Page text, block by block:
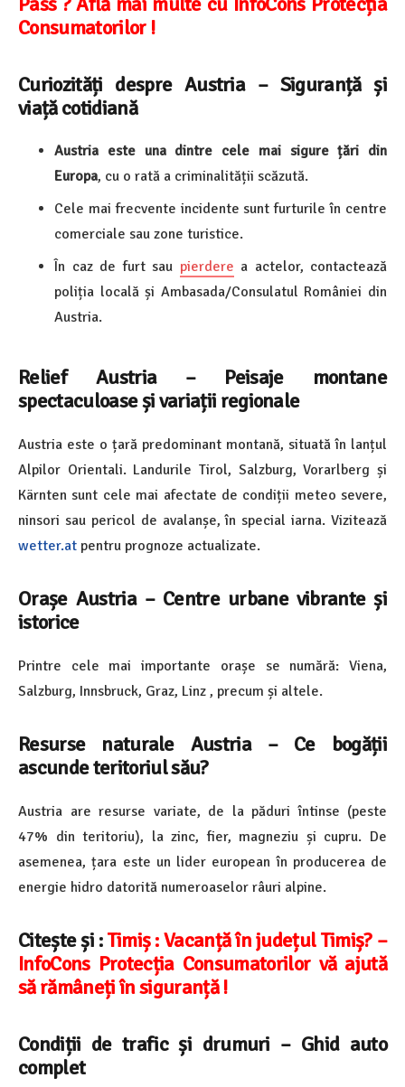
Consumatorilor !
Curiozități despre Austria – Siguranță și
viață cotidiană
Austria este una dintre cele mai sigure țări din
Europa, cu o rată a criminalității scăzută.
Cele mai frecvente incidente sunt furturile în centre
comerciale sau zone turistice.
În caz de furt sau pierdere a actelor, contactează
poliția locală și Ambasada/Consulatul României din
Austria.
Relief Austria – Peisaje montane
spectaculoase și variații regionale
Austria este o țară predominant montană, situată în lanțul
Alpilor Orientali. Landurile Tirol, Salzburg, Vorarlberg și
Kärnten sunt cele mai afectate de condiții meteo severe,
ninsori sau pericol de avalanșe, în special iarna. Vizitează
wetter.at pentru prognoze actualizate.
Orașe Austria – Centre urbane vibrante și
istorice
Printre cele mai importante orașe se numără: Viena,
Salzburg, Innsbruck, Graz, Linz , precum și altele.
Resurse naturale Austria – Ce bogății
ascunde teritoriul său?
Austria are resurse variate, de la păduri întinse (peste
47% din teritoriu), la zinc, fier, magneziu și cupru. De
asemenea, țara este un lider european în producerea de
energie hidro datorită numeroaselor râuri alpine.
Citește și :Timiș : Vacanță în județul Timiș? –
InfoCons Protecția Consumatorilor vă ajută
să rămâneți în siguranță !
Condiții de trafic și drumuri – Ghid auto
complet